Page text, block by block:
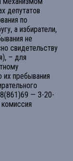
депутатов
по
а избиратели,
не
свидетельству
– для
их пребывания
8(861)69 — 3-20-